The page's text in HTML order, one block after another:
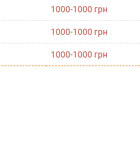
1000-1000 грн
1000-1000 грн
1000-1000 грн